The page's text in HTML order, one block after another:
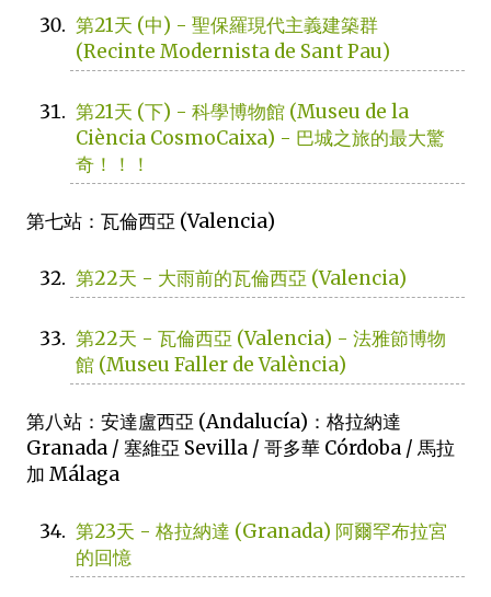
第21天 (中) - 聖保羅現代主義建築群
(Recinte Modernista de Sant Pau)
第21天 (下) - 科學博物館 (Museu de la
Ciència CosmoCaixa) - 巴城之旅的最大驚
奇！！！
第七站：瓦倫西亞 (Valencia)
第22天 - 大雨前的瓦倫西亞 (Valencia)
第22天 - 瓦倫西亞 (Valencia) - 法雅節博物
館 (Museu Faller de València)
第八站：安達盧西亞 (Andalucía)：格拉納達
Granada / 塞維亞 Sevilla / 哥多華 Córdoba / 馬拉
加 Málaga
第23天 - 格拉納達 (Granada) 阿爾罕布拉宮
的回憶